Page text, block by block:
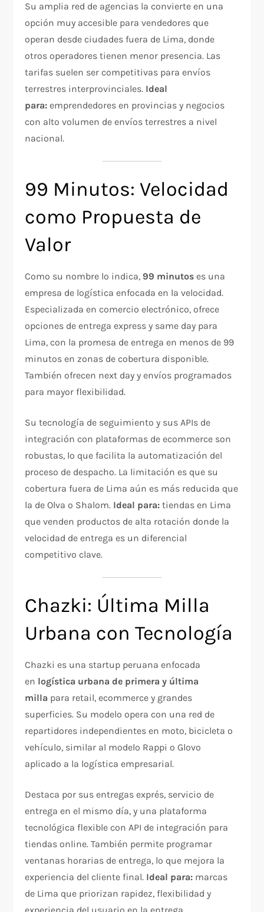
Su amplia red de agencias la convierte en una
opción muy accesible para vendedores que
operan desde ciudades fuera de Lima, donde
otros operadores tienen menor presencia. Las
tarifas suelen ser competitivas para envíos
terrestres interprovinciales. Ideal
para: emprendedores en provincias y negocios
con alto volumen de envíos terrestres a nivel
nacional.
99 Minutos: Velocidad
como Propuesta de
Valor
Como su nombre lo indica, 99 minutos es una
empresa de logística enfocada en la velocidad.
Especializada en comercio electrónico, ofrece
opciones de entrega express y same day para
Lima, con la promesa de entrega en menos de 99
minutos en zonas de cobertura disponible.
También ofrecen next day y envíos programados
para mayor flexibilidad.
Su tecnología de seguimiento y sus APIs de
integración con plataformas de ecommerce son
robustas, lo que facilita la automatización del
proceso de despacho. La limitación es que su
cobertura fuera de Lima aún es más reducida que
la de Olva o Shalom. Ideal para: tiendas en Lima
que venden productos de alta rotación donde la
velocidad de entrega es un diferencial
competitivo clave.
Chazki: Última Milla
Urbana con Tecnología
Chazki es una startup peruana enfocada
en logística urbana de primera y última
milla para retail, ecommerce y grandes
superficies. Su modelo opera con una red de
repartidores independientes en moto, bicicleta o
vehículo, similar al modelo Rappi o Glovo
aplicado a la logística empresarial.
Destaca por sus entregas exprés, servicio de
entrega en el mismo día, y una plataforma
tecnológica flexible con API de integración para
tiendas online. También permite programar
ventanas horarias de entrega, lo que mejora la
experiencia del cliente final. Ideal para: marcas
de Lima que priorizan rapidez, flexibilidad y